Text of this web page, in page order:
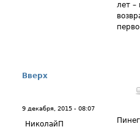
лет –
Вверх
9 декабря, 2015 - 08:07
НиколайП